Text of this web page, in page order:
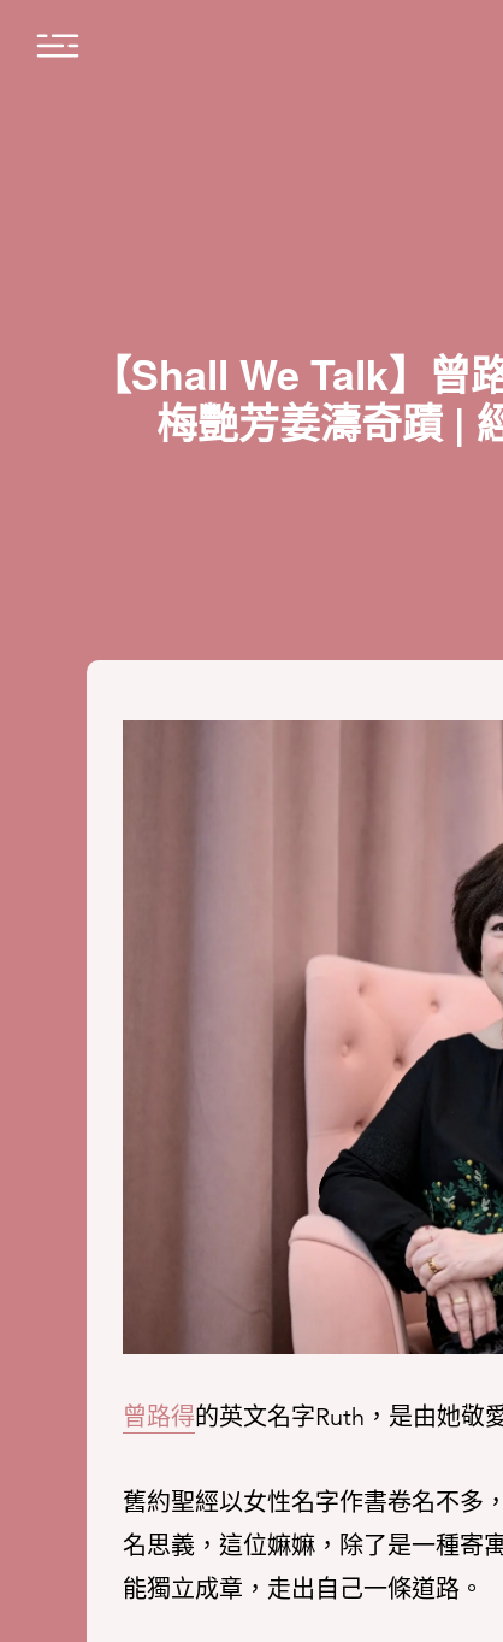
【Shall We Talk】
梅艷芳姜濤奇蹟 |
曾路得的英文名字Ruth，是由她敬
舊約聖經以女性名字作書卷名不多
名思義，這位嫲嫲，除了是一種寄
能獨立成章，走出自己一條道路。